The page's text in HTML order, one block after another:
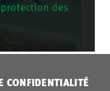
des
CONFIDENTIALITÉ